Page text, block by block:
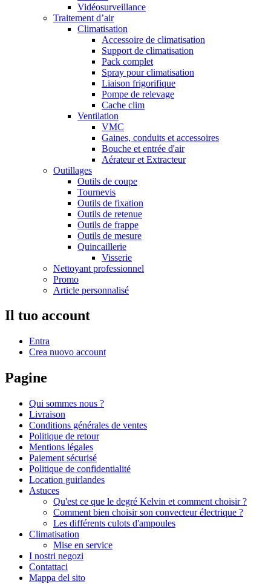
Vidéosurveillance
Traitement d’air
Climatisation
Accessoire de climatisation
Support de climatisation
Pack complet
Spray pour climatisation
Liaison frigorifique
Pompe de relevage
Cache clim
Ventilation
VMC
Gaines, conduits et accessoires
Bouche et entrée d'air
Aérateur et Extracteur
Outillages
Outils de coupe
Tournevis
Outils de fixation
Outils de retenue
Outils de frappe
Outils de mesure
Quincaillerie
Visserie
Nettoyant professionnel
Promo
Article personnalisé
Il tuo account
Entra
Crea nuovo account
Pagine
Qui sommes nous ?
Livraison
Conditions générales de ventes
Politique de retour
Mentions légales
Paiement sécurisé
Politique de confidentialité
Location guirlandes
Astuces
Qu'est ce que le degré Kelvin et comment choisir ?
Comment bien choisir son convecteur électrique ?
Les différents culots d'ampoules
Climatisation
Mise en service
I nostri negozi
Contattaci
Mappa del sito